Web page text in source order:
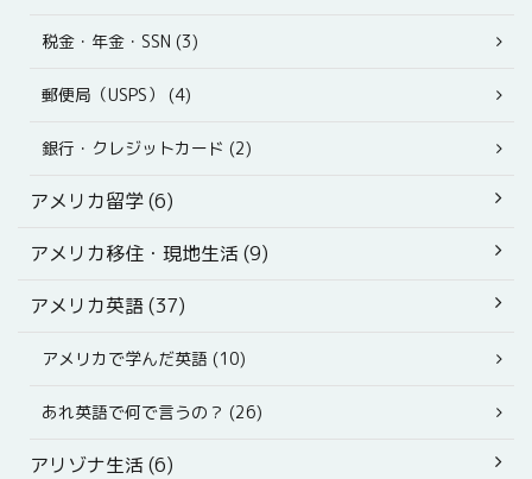
税金・年金・SSN (3)
郵便局（USPS） (4)
銀行・クレジットカード (2)
アメリカ留学 (6)
アメリカ移住・現地生活 (9)
アメリカ英語 (37)
アメリカで学んだ英語 (10)
あれ英語で何で言うの？ (26)
アリゾナ生活 (6)